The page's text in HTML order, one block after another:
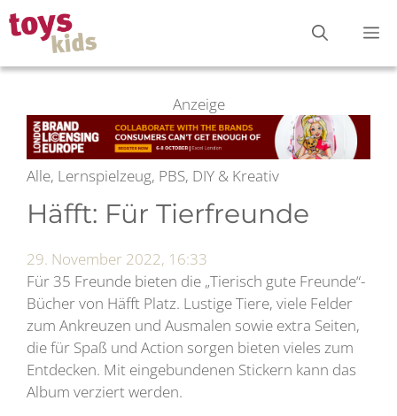
Zum
Inhalt
springen
Anzeige
Alle, Lernspielzeug, PBS, DIY & Kreativ
Häfft: Für Tierfreunde
29. November 2022, 16:33
Für 35 Freunde bieten die „Tierisch gute Freunde“-
Bücher von Häfft Platz. Lustige Tiere, viele Felder
zum Ankreuzen und Ausmalen sowie extra Seiten,
die für Spaß und Action sorgen bieten vieles zum
Entdecken. Mit eingebundenen Stickern kann das
Album verziert werden.